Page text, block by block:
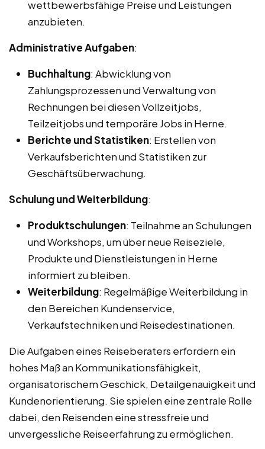
wettbewerbsfähige Preise und Leistungen
anzubieten.
Administrative Aufgaben:
Buchhaltung: Abwicklung von
Zahlungsprozessen und Verwaltung von
Rechnungen bei diesen Vollzeitjobs,
Teilzeitjobs und temporäre Jobs in Herne.
Berichte und Statistiken: Erstellen von
Verkaufsberichten und Statistiken zur
Geschäftsüberwachung.
Schulung und Weiterbildung:
Produktschulungen: Teilnahme an Schulungen
und Workshops, um über neue Reiseziele,
Produkte und Dienstleistungen in Herne
informiert zu bleiben.
Weiterbildung: Regelmäßige Weiterbildung in
den Bereichen Kundenservice,
Verkaufstechniken und Reisedestinationen.
Die Aufgaben eines Reiseberaters erfordern ein
hohes Maß an Kommunikationsfähigkeit,
organisatorischem Geschick, Detailgenauigkeit und
Kundenorientierung. Sie spielen eine zentrale Rolle
dabei, den Reisenden eine stressfreie und
unvergessliche Reiseerfahrung zu ermöglichen.